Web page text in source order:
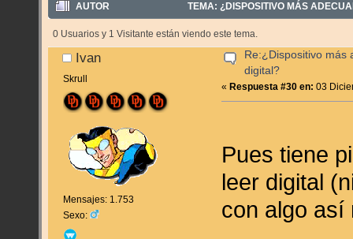
AUTOR TEMA: ¿DISPOSITIVO MÁS
0 Usuarios y 1 Visitante están viendo este tema.
Ivan
Skrull
Mensajes: 1.753
Sexo:
Re:¿Dispositivo más
digital?
«Respuesta #30 en: 03
Pues tiene
leer digital
con algo así